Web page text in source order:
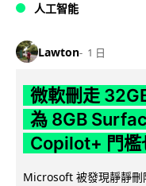
人工智能
Lawton 1 日
微軟刪走
為 8GB
Copilot+ 門檻
Microsoft 被發現靜靜刪